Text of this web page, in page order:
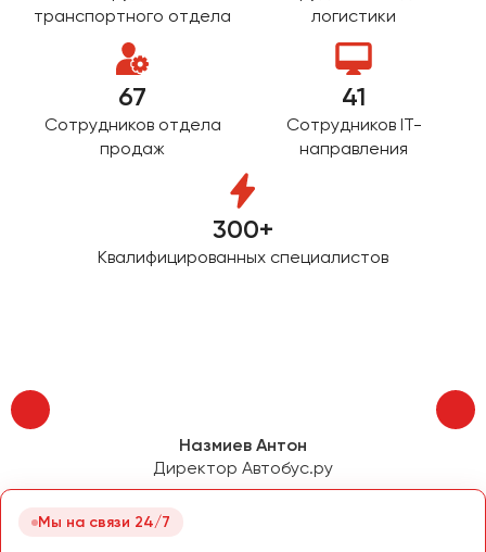
транспортного отдела
логистики
67
Сотрудников отдела
продаж
41
Сотрудников IT-
направления
300+
Квалифицированных специалистов
Назмиев Антон
Директор Автобус.ру
Мы на связи 24/7
Нижний Новгород
Новосибирск
Самара